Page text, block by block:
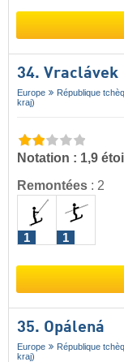
34. Vraclávek
Europe République
kraj)
Notation : 1,9
Remontées : 2
1 1
35. Opálená
Europe République
kraj)